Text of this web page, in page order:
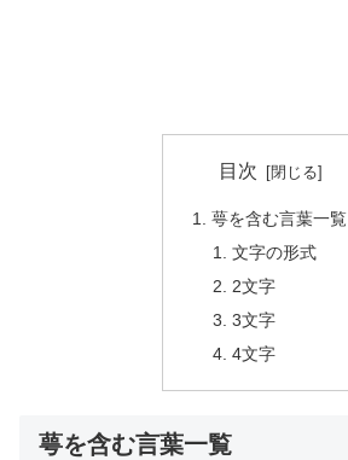
目次
萼を含む言葉一覧
文字の形式
2文字
3文字
4文字
萼を含む言葉一覧